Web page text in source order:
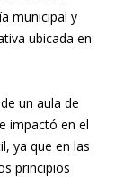
municipal y
ubicada en
un aula de
impactó en el
ya que en las
principios